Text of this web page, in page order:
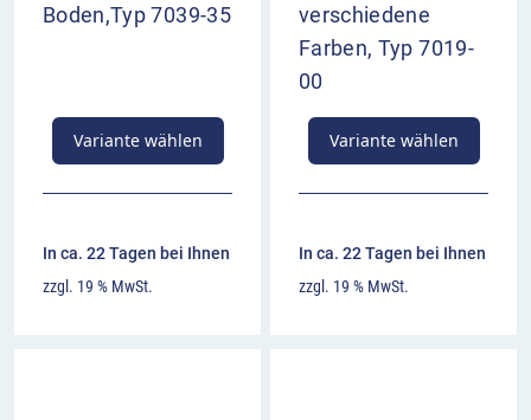
Boden,Typ 7039-35
Variante wählen
In ca. 22 Tagen bei Ihnen
zzgl. 19 % MwSt.
verschiedene
Farben, Typ 7019-
00
Variante wählen
In ca. 22 Tagen bei Ihnen
zzgl. 19 % MwSt.